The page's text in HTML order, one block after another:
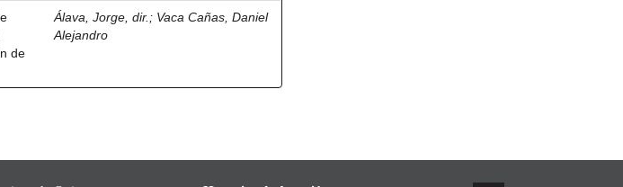
de
Álava, Jorge, dir. ; Vaca Cañas, Daniel
Alejandro